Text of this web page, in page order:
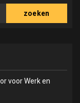
zoeken
voor Werk en